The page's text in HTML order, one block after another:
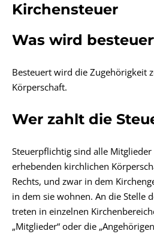
Kirchensteuer
Was wird
Besteuert wird die Zugehörigkeit
Körperschaft.
Wer zahlt die
Steuerpflichtig sind alle
erhebenden kirchlichen
Rechts, und zwar in dem
in dem sie wohnen. An die Stelle
treten in einzelnen
„Mitglieder“ oder die